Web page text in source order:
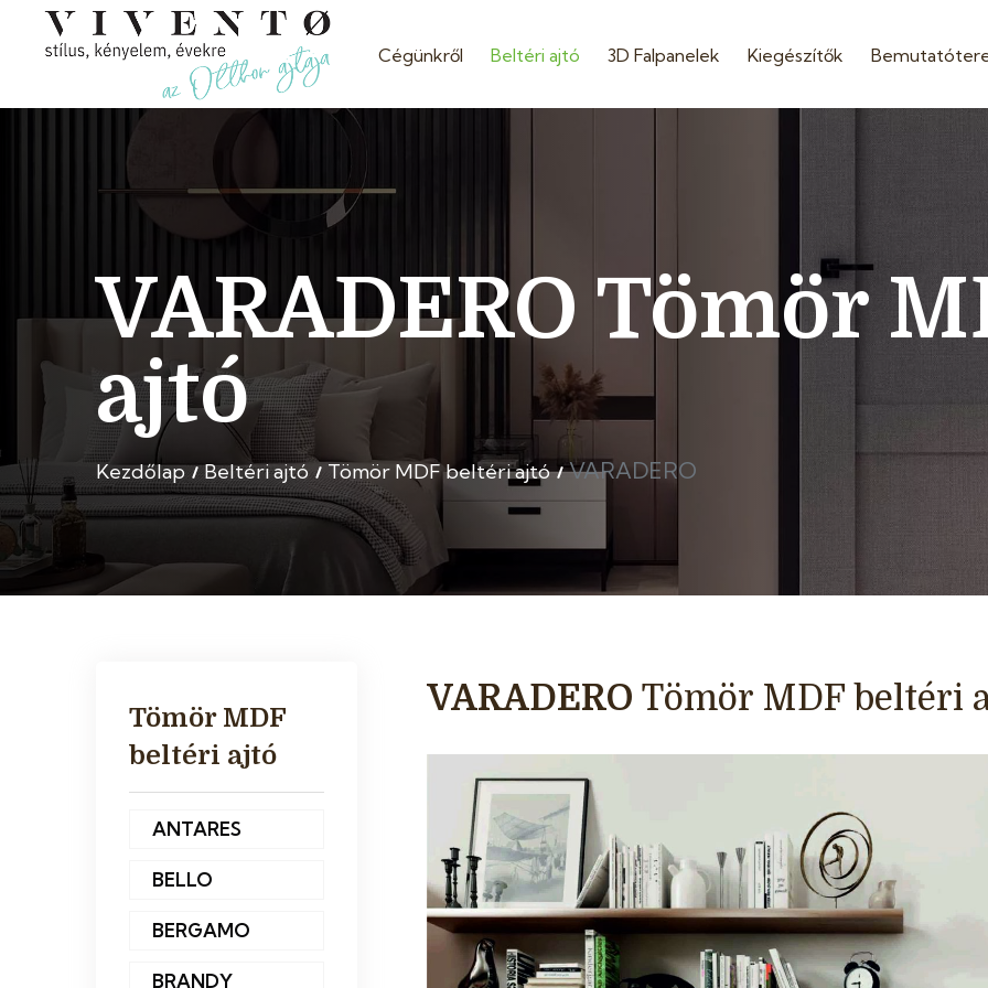
Cégünkről Beltéri ajtó 3D Falpanelek Kiegészítők
VARADERO Tömör
ajtó
Kezdőlap Beltéri ajtó Tömör MDF beltéri ajtó VARADERO
Tömör MDF
beltéri ajtó
ANTARES
BELLO
BERGAMO
BRANDY
VARADERO Tömör MDF beltéri